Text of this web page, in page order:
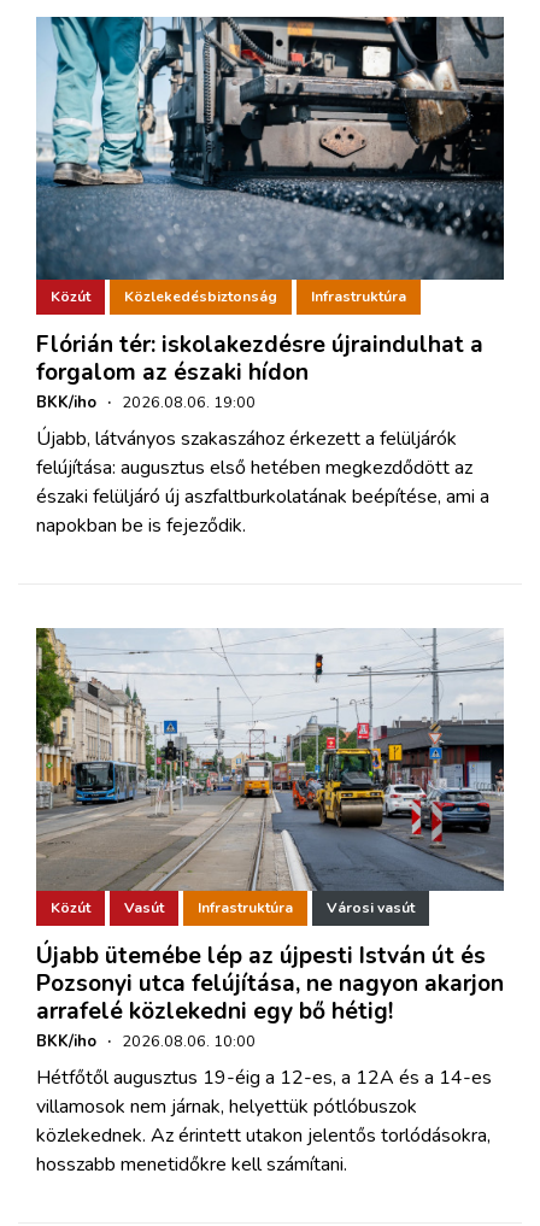
Közút Közlekedésbiztonság Infrastruktúra
Flórián tér: iskolakezdésre újraindulhat a
forgalom az északi hídon
BKK/iho · 2026.08.06. 19:00
Újabb, látványos szakaszához érkezett a felüljárók
felújítása: augusztus első hetében megkezdődött az
északi felüljáró új aszfaltburkolatának beépítése, ami a
napokban be is fejeződik.
Közút Vasút Infrastruktúra Városi vasút
Újabb ütemébe lép az újpesti István út és
Pozsonyi utca felújítása, ne nagyon akarjon
arrafelé közlekedni egy bő hétig!
BKK/iho · 2026.08.06. 10:00
Hétfőtől augusztus 19-éig a 12-es, a 12A és a 14-es
villamosok nem járnak, helyettük pótlóbuszok
közlekednek. Az érintett utakon jelentős torlódásokra,
hosszabb menetidőkre kell számítani.